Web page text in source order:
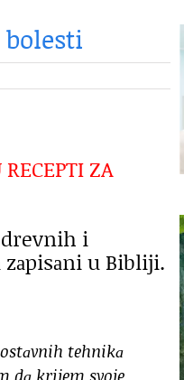
ZA
drevnih i
u Bibliji.
tehnikа
dа krijem svoje